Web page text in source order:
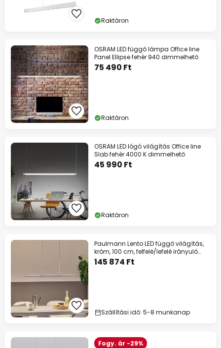
Raktáron
OSRAM LED függő lámpa Office line
Panel Ellipse fehér 940 dimmelhető
75 490 Ft
Raktáron
OSRAM LED lógó világítás Office line
Slab fehér 4000 K dimmelhető
45 990 Ft
Raktáron
Paulmann Lento LED függő világítás,
króm, 100 cm, felfelé/lefelé irányuló
fény,
145 874 Ft
Szállítási idő: 5-8 munkanap
Fogy. ár -29%